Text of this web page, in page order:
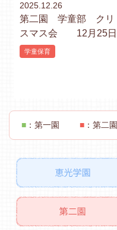
2025.12.26
第二園 学童部 クリ
スマス会 12月25日
学童保育
■ ：第一園 ■ ：第二園